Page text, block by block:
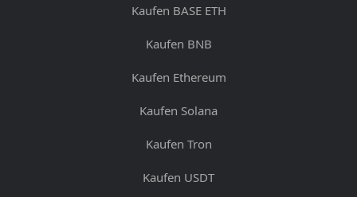
Kaufen BASE ETH
Kaufen BNB
Kaufen Ethereum
Kaufen Solana
Kaufen Tron
Kaufen USDT